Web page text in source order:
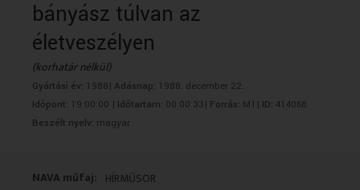
bányász túlvan az
életveszélyen
(korhatár nélkül)
Gyártási év: 1988| Adásnap: 1988. december 22.
Időpont: 19:00:00 | Időtartam: 00:00:33| Forrás: M1| ID: 414068
Beszélt nyelv: magyar
NAVA műfaj: HÍRMŰSOR